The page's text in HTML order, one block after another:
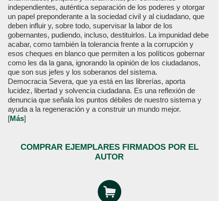
independientes, auténtica separación de los poderes y otorgar
un papel preponderante a la sociedad civil y al ciudadano, que
deben influir y, sobre todo, supervisar la labor de los
gobernantes, pudiendo, incluso, destituirlos. La impunidad debe
acabar, como también la tolerancia frente a la corrupción y
esos cheques en blanco que permiten a los políticos gobernar
como les da la gana, ignorando la opinión de los ciudadanos,
que son sus jefes y los soberanos del sistema.
Democracia Severa, que ya está en las librerías, aporta
lucidez, libertad y solvencia ciudadana. Es una reflexión de
denuncia que señala los puntos débiles de nuestro sistema y
ayuda a la regeneración y a construir un mundo mejor.
[Más]
COMPRAR EJEMPLARES FIRMADOS POR EL
AUTOR